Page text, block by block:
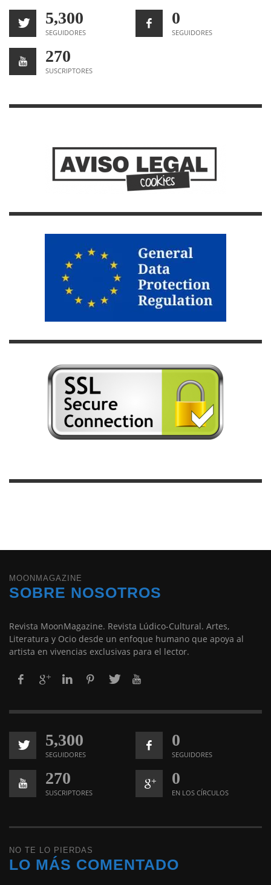
5,300
SEGUIDORES
0
SEGUIDORES
270
SUSCRIPTORES
MOONMAGAZINE
SOBRE NOSOTROS
Revista MoonMagazine. Revista Lúdico-Cultural. Artes,
Literatura y Ocio desde un enfoque humano que apoya al
artista en vivencias exclusivas para el lector.
5,300
SEGUIDORES
0
SEGUIDORES
270
SUSCRIPTORES
0
EN LOS CÍRCULOS
NO TE LO PIERDAS
LO MÁS COMENTADO